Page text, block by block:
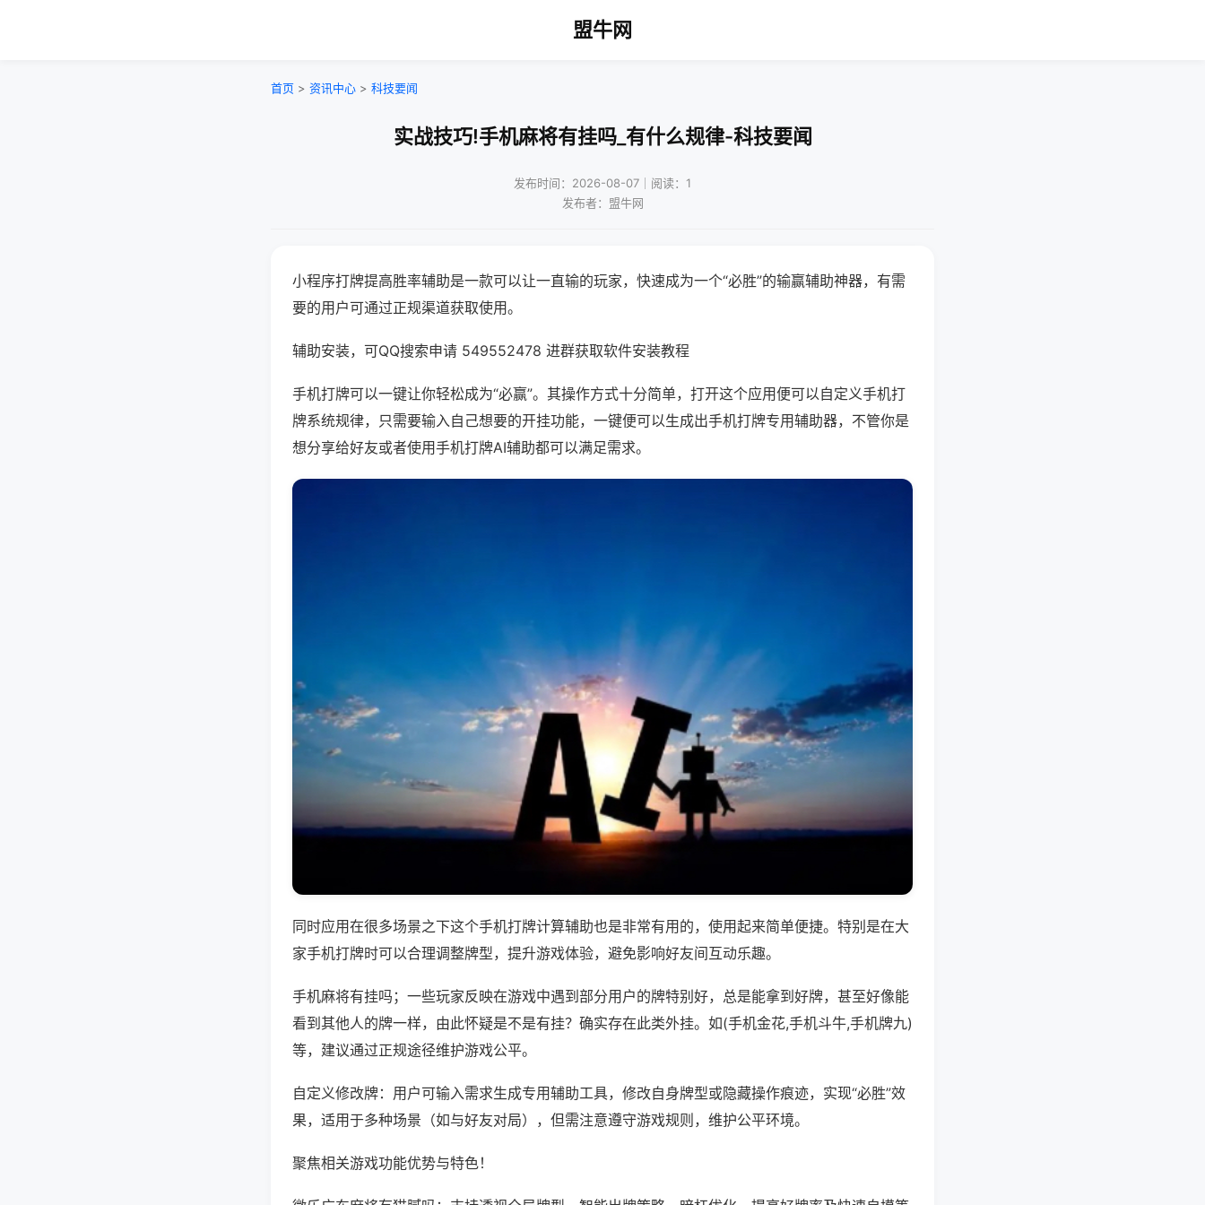
盟牛网
首页 > 资讯中心 > 科技要闻
实战技巧!手机麻将有挂吗_有什么规律-科技要闻
发布时间：2026-08-07｜阅读：1
发布者：盟牛网
小程序打牌提高胜率辅助是一款可以让一直输的玩家，快速成为一个“必胜”的输赢辅助神器，有需
要的用户可通过正规渠道获取使用。
辅助安装，可QQ搜索申请 549552478 进群获取软件安装教程
手机打牌可以一键让你轻松成为“必赢”。其操作方式十分简单，打开这个应用便可以自定义手机打
牌系统规律，只需要输入自己想要的开挂功能，一键便可以生成出手机打牌专用辅助器，不管你是
想分享给好友或者使用手机打牌AI辅助都可以满足需求。
同时应用在很多场景之下这个手机打牌计算辅助也是非常有用的，使用起来简单便捷。特别是在大
家手机打牌时可以合理调整牌型，提升游戏体验，避免影响好友间互动乐趣。
手机麻将有挂吗；一些玩家反映在游戏中遇到部分用户的牌特别好，总是能拿到好牌，甚至好像能
看到其他人的牌一样，由此怀疑是不是有挂？确实存在此类外挂。如(手机金花,手机斗牛,手机牌九)
等，建议通过正规途径维护游戏公平。
自定义修改牌：用户可输入需求生成专用辅助工具，修改自身牌型或隐藏操作痕迹，实现“必胜”效
果，适用于多种场景（如与好友对局），但需注意遵守游戏规则，维护公平环境。
聚焦相关游戏功能优势与特色！